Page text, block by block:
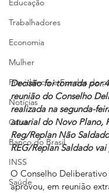
Educação
Trabalhadores
Economia
Mulher
Previdência e Fundos de
Notícias
Caixa
Banco do Brasil
INSS
Saúde
Decisão foi tomada por
reunião do Conselho
realizada na segunda-
atuarial do Novo Plano,
Reg/Replan Não
REG/Replan Saldado vai
O Conselho Deliberativo
aprovou, em reunião